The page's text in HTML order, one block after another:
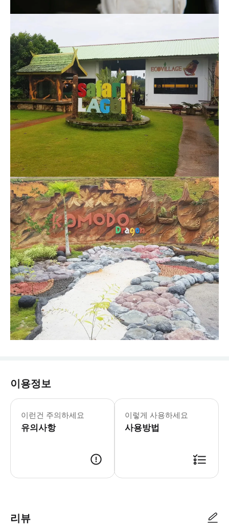
이용정보
이런건 주의하세요
유의사항
이렇게 사용하세요
사용방법
리뷰